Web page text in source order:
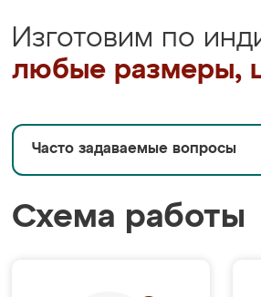
Изготовим по
любые размеры,
Часто задаваемые вопросы
Схема работы